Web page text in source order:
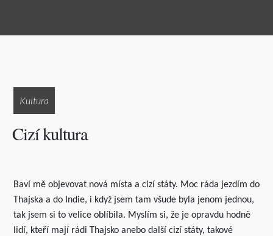
Kultura
Cizí kultura
Baví mě objevovat nová místa a cizí státy. Moc ráda jezdím do
Thajska a do Indie, i když jsem tam všude byla jenom jednou,
tak jsem si to velice oblíbila. Myslím si, že je opravdu hodně
lidí, kteří mají rádi Thajsko anebo další cizí státy, takové